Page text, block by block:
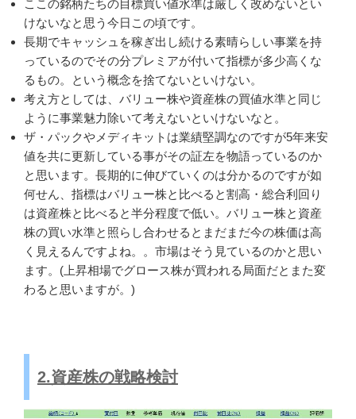
ここの銘柄たちの目標買い値水準は厳しく改めないとい
けないなと思う今日この頃です。
長期でキャッシュを稼ぎ出し続ける素晴らしい事業を持
っているのでその分プレミアが付いて指標が多少高くな
るもの。という概念を捨てないといけない。
考え方としては、バリュー株や資産株の買値水準と同じ
ように事業魅力除いて考えないといけないなと。
ザ・パックやメディキットは業績堅調なのですが5年来安
値を共に更新している事がその証左を物語っているのか
と思います。長期的に伸びていくのは分かるのですが如
何せん、指標はバリュー株と比べると割高・総合利回り
は資産株と比べると半分程度で低い。バリュー株と資産
株の買い水準と照らし合わせるとまだまだ今の株価は高
く見えるんですよね。。市場はそう見ているのかと思い
ます。(上昇相場でグロース株が買われる局面だとまた変
わると思いますが。)
2.資産株の戦略検討